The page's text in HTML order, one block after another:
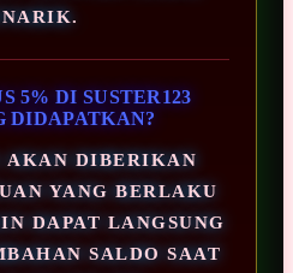
5% DI SUSTER123
DIDAPATKAN?
AKAN DIBERIKAN
YANG BERLAKU
DAPAT LANGSUNG
SALDO SAAT